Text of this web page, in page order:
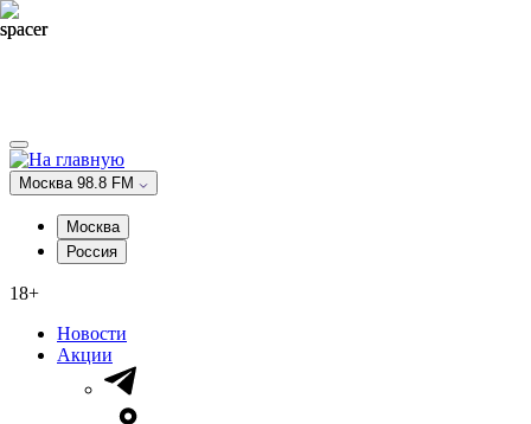
Москва 98.8 FM
Москва
Россия
18+
Новости
Акции